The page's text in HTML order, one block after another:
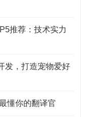
推荐：技术实力
发，打造宠物爱好
懂你的翻译官